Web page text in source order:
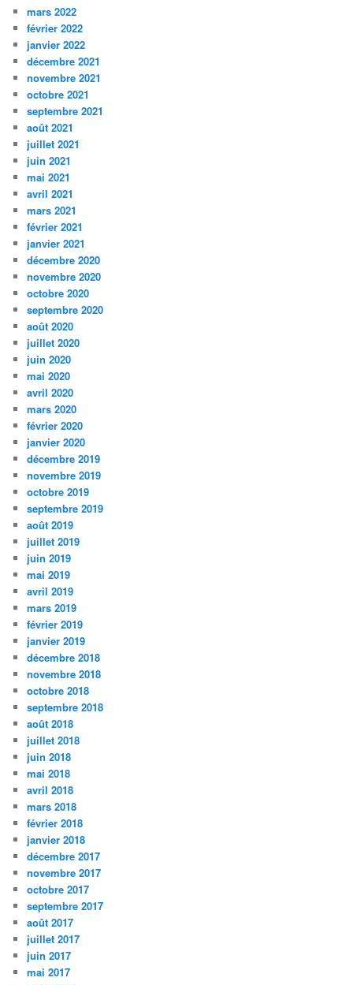
mars 2022
février 2022
janvier 2022
décembre 2021
novembre 2021
octobre 2021
septembre 2021
août 2021
juillet 2021
juin 2021
mai 2021
avril 2021
mars 2021
février 2021
janvier 2021
décembre 2020
novembre 2020
octobre 2020
septembre 2020
août 2020
juillet 2020
juin 2020
mai 2020
avril 2020
mars 2020
février 2020
janvier 2020
décembre 2019
novembre 2019
octobre 2019
septembre 2019
août 2019
juillet 2019
juin 2019
mai 2019
avril 2019
mars 2019
février 2019
janvier 2019
décembre 2018
novembre 2018
octobre 2018
septembre 2018
août 2018
juillet 2018
juin 2018
mai 2018
avril 2018
mars 2018
février 2018
janvier 2018
décembre 2017
novembre 2017
octobre 2017
septembre 2017
août 2017
juillet 2017
juin 2017
mai 2017